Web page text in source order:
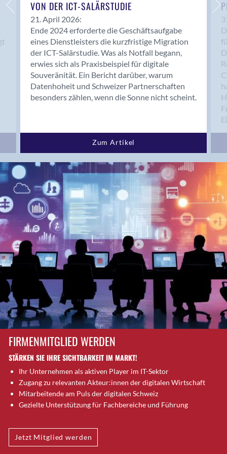
Bern 15
Bern 22
Bern 65
Bern 9
Bern-Zollikofen
Biel/Bienne
Binningen
Birsfelden
Bottighofen
Bremgarten bei Bern
Brig
Brig-Glis
Bronschhofen
Brugg
Brugg AG
Brütten
Bubendorf
Buchs (SG)
Burgdorf
Bäretswil
Bülach
Cazis
Cham
Chur
Crissier
Dierikon
Dietikon
VON DER ICT-SALÄRSTUDIE
21. April 2026:
Ende 2024 erforderte die Geschäftsaufgabe
eines Dienstleisters die kurzfristige Migration
der ICT-Salärstudie. Was als Notfall begann,
erwies sich als Praxisbeispiel für digitale
Souveränität. Ein Bericht darüber, warum
Datenhoheit und Schweizer Partnerschaften
besonders zählen, wenn die Sonne nicht scheint.
Zum Artikel
FIRMENMITGLIED WERDEN
STÄRKEN SIE IHRE SICHTBARKEIT IM MARKT!
Ihr Unternehmen als aktiven Player im IT-Sektor
Zugang zu relevanten Akteur:innen der digitalen Wirtschaft
Mitarbeitende am Puls der digitalen Schweiz
Gezielte Unterstützung für Fachbereiche und Führung
Jetzt Mitglied werden